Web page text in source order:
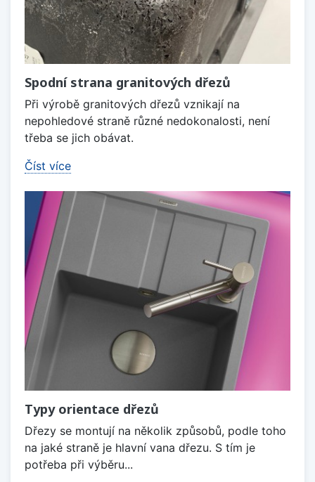
Spodní strana granitových dřezů
Při výrobě granitových dřezů vznikají na
nepohledové straně různé nedokonalosti, není
třeba se jich obávat.
Číst více
Typy orientace dřezů
Dřezy se montují na několik způsobů, podle toho
na jaké straně je hlavní vana dřezu. S tím je
potřeba při výběru...